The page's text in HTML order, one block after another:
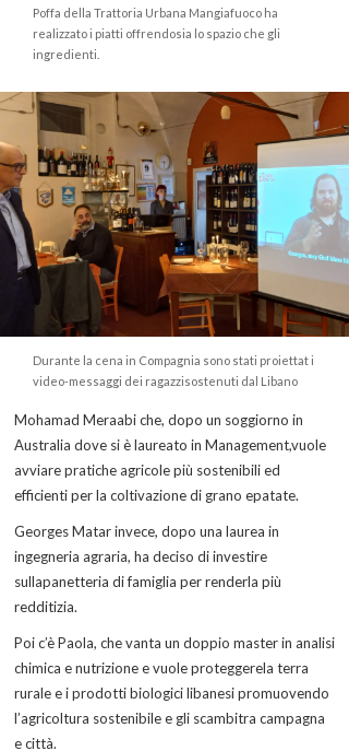
Poffa della Trattoria Urbana Mangiafuoco ha
realizzato i piatti offrendosia lo spazio che gli
ingredienti.
Durante la cena in Compagnia sono stati proiettat i
video-messaggi dei ragazzisostenuti dal Libano
Mohamad Meraabi che, dopo un soggiorno in
Australia dove si è laureato in Management,vuole
avviare pratiche agricole più sostenibili ed
efficienti per la coltivazione di grano epatate.
Georges Matar invece, dopo una laurea in
ingegneria agraria, ha deciso di investire
sullapanetteria di famiglia per renderla più
redditizia.
Poi c’è Paola, che vanta un doppio master in analisi
chimica e nutrizione e vuole proteggerela terra
rurale e i prodotti biologici libanesi promuovendo
l’agricoltura sostenibile e gli scambitra campagna
e città.